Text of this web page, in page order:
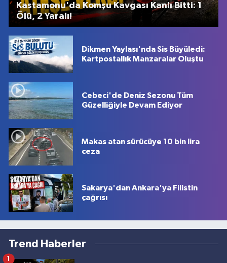
Kastamonu'da Komşu Kavgası Kanlı Bitti: 1
Ölü, 2 Yaralı!
Dikmen Yaylası'nda Sis Büyüledi:
Kartpostallık Manzaralar Oluştu
Cebeci'de Deniz Sezonu Tüm
Güzelliğiyle Devam Ediyor
Makas atan sürücüye 10 bin lira
ceza
Sakarya'dan Ankara'ya Filistin
çağrısı
Trend Haberler
1